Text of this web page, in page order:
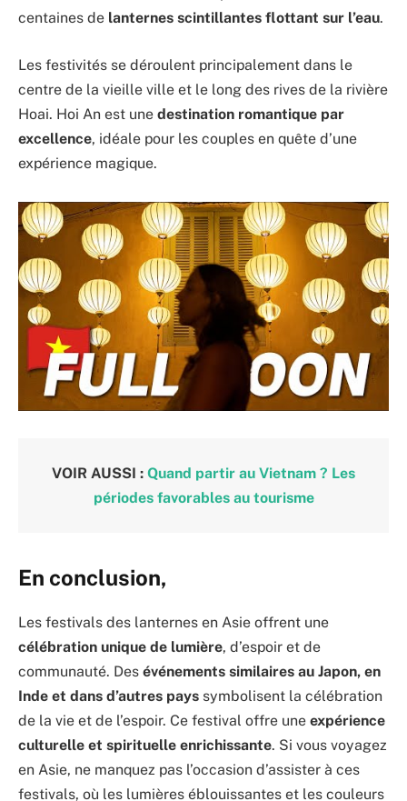
centaines de lanternes scintillantes flottant sur l’eau.
Les festivités se déroulent principalement dans le
centre de la vieille ville et le long des rives de la rivière
Hoai. Hoi An est une destination romantique par
excellence, idéale pour les couples en quête d’une
expérience magique.
VOIR AUSSI : Quand partir au Vietnam ? Les
périodes favorables au tourisme
En conclusion,
Les festivals des lanternes en Asie offrent une
célébration unique de lumière, d’espoir et de
communauté. Des événements similaires au Japon, en
Inde et dans d’autres pays symbolisent la célébration
de la vie et de l’espoir. Ce festival offre une expérience
culturelle et spirituelle enrichissante. Si vous voyagez
en Asie, ne manquez pas l’occasion d’assister à ces
festivals, où les lumières éblouissantes et les couleurs